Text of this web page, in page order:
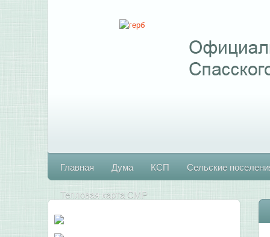
Главная Дума КСП Сельские
Тепловая карта СМР